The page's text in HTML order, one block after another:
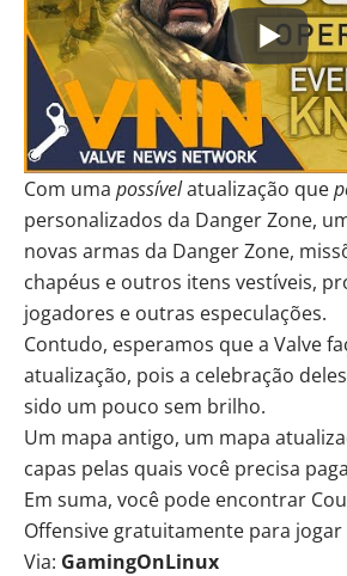
Com uma possívelatualização que
personalizados da Danger Zone,
novas armas da Danger Zone,
chapéus e outros itens vestíveis,
jogadores e outras especulações.
Contudo, esperamos que a Valve
atualização, pois a celebração
sido um pouco sem brilho.
Um mapa antigo, um mapa
capas pelas quais você precisa
Em suma, você pode encontrar
Offensive gratuitamente para jogar
Via: GamingOnLinux